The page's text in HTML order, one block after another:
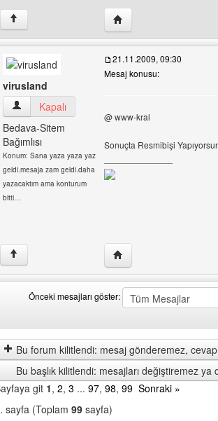
↑ Yazarın web sitesini
virusland
virusland Kullanıcının profilini görüntüle
Kapalı
Bedava-Sitem
Bağımlısı
Konum: Sana yaza yaza yaz
geldi.mesaja zam geldi.daha
yazacaktım ama konturum
bitti…
21.11.2009, 09:30
Mesaj konusu:
@ www-kral
Sonuçta Resmibişi
↑ Yazarın web sitesini
Önceki mesajları göster:
mesajları
göster
by
Bu forum kilitlendi: mesaj gönderemez,
Bu başlık kilitlendi: mesajları değiştiremez ya
git 1, 2, 3 ... 97, 98, 99 Sonraki »
. sayfa (Toplam 99 sayfa)